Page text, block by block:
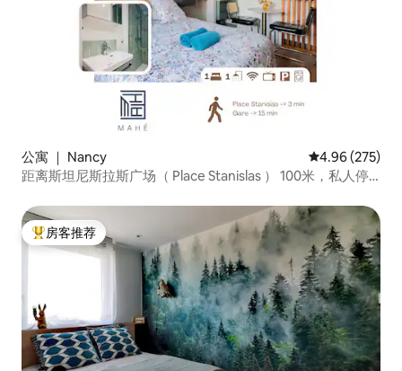
公寓 ｜ Nancy 平均评分 4.96
4.96 (275)
距离斯坦尼斯拉斯广场（ Place Stanislas ） 100米，私人停
热门「房客推荐」
房客推荐